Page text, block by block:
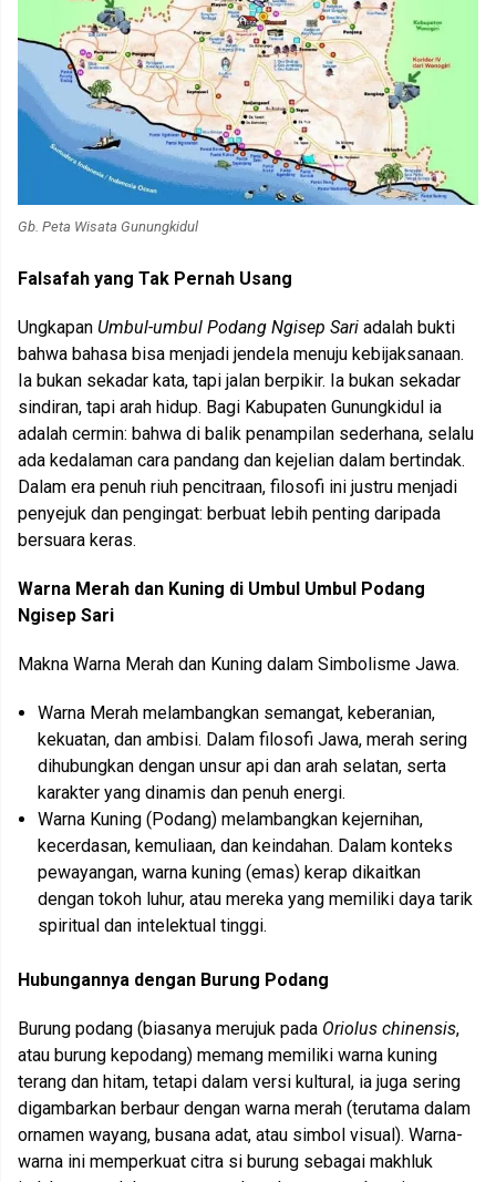
Gb. Peta Wisata Gunungkidul
Falsafah yang Tak Pernah Usang
Ungkapan Umbul-umbul Podang Ngisep Sari adalah bukti
bahwa bahasa bisa menjadi jendela menuju kebijaksanaan.
Ia bukan sekadar kata, tapi jalan berpikir. Ia bukan sekadar
sindiran, tapi arah hidup. Bagi Kabupaten Gunungkidul ia
adalah cermin: bahwa di balik penampilan sederhana, selalu
ada kedalaman cara pandang dan kejelian dalam bertindak.
Dalam era penuh riuh pencitraan, filosofi ini justru menjadi
penyejuk dan pengingat: berbuat lebih penting daripada
bersuara keras.
Warna Merah dan Kuning di Umbul Umbul Podang
Ngisep Sari
Makna Warna Merah dan Kuning dalam Simbolisme Jawa.
Warna Merah melambangkan semangat, keberanian,
kekuatan, dan ambisi. Dalam filosofi Jawa, merah sering
dihubungkan dengan unsur api dan arah selatan, serta
karakter yang dinamis dan penuh energi.
Warna Kuning (Podang) melambangkan kejernihan,
kecerdasan, kemuliaan, dan keindahan. Dalam konteks
pewayangan, warna kuning (emas) kerap dikaitkan
dengan tokoh luhur, atau mereka yang memiliki daya tarik
spiritual dan intelektual tinggi.
Hubungannya dengan Burung Podang
Burung podang (biasanya merujuk pada Oriolus chinensis,
atau burung kepodang) memang memiliki warna kuning
terang dan hitam, tetapi dalam versi kultural, ia juga sering
digambarkan berbaur dengan warna merah (terutama dalam
ornamen wayang, busana adat, atau simbol visual). Warna-
warna ini memperkuat citra si burung sebagai makhluk